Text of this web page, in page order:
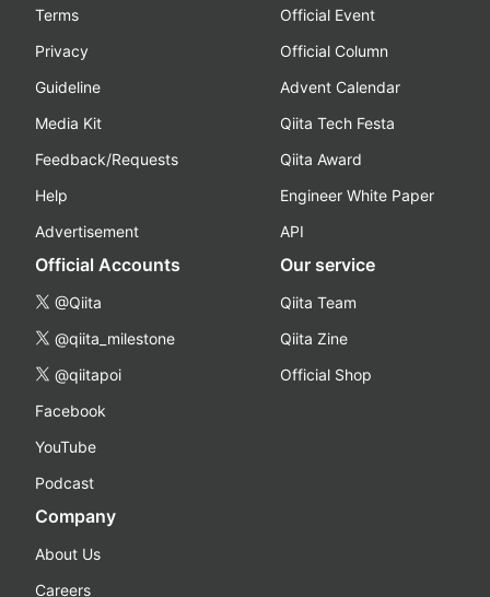
Terms
Privacy
Guideline
Media Kit
Feedback/Requests
Help
Advertisement
Official Event
Official Column
Advent Calendar
Qiita Tech Festa
Qiita Award
Engineer White Paper
API
Official Accounts
@Qiita
@qiita_milestone
@qiitapoi
Facebook
YouTube
Podcast
Our service
Qiita Team
Qiita Zine
Official Shop
Company
About Us
Careers